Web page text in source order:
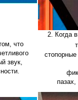
что
звук,
2. Когда